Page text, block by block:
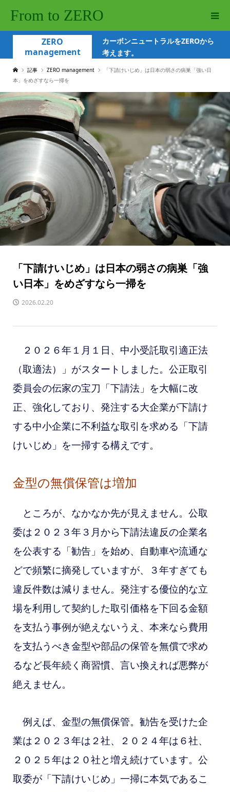
From to ZERO
ZERO
management
カーボンニュートラルをZEROから
考えます。
記事 ZERO management
「下請けいじめ」は日本の弱さの病巣「強い日
本」をめざすなら一掃を
「下請けいじめ」は日本の弱さの病巣「強
い日本」をめざすなら一掃を
2026.02.20
２０２６年１月１日、中小受託取引適正法
（取適法）」がスタートしました。 公正取引
委員会の伝家の宝刀「下請法」を大幅に改
正、強化しており、発注する大企業が下請け
する中小企業に不利益な取引を求める「下請
けいじめ」を一掃する構えです。
金型の無償保管は増加
ところが、なかなか先が見えません。 公取
委は２０２３年３月から下請法違反の企業名
を公表する「勧告」を始め、自動車や流通な
どで頻繁に摘発していますが、３年すぎても
違反件数は減りません。 発注する優位的な立
場を利用して契約した取引価格を下回る金額
を支払う事例が絶えないうえ、本来なら費用
を支払うべき金型や部品の保管を無償で求め
るなど長年続く商習慣、言い換えれば悪弊が
絶えません。
例えば、金型の無償保管。勧告を受けた企
業は２０２３年は２社、２０２４年は６社、
２０２５年は２０社と増え続けています。公
取委が「下請けいじめ」一掃に本気であるこ